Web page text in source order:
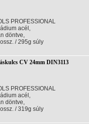
PROFESSIONAL
acél,
döntve,
/ 295g súly
CV 24mm DIN3113
PROFESSIONAL
acél,
döntve,
/ 319g súly